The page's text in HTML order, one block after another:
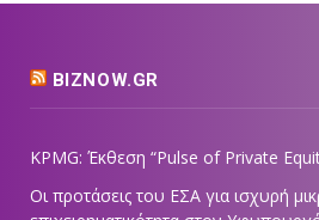
BIZNOW.GR
KPMG: Έκθεση “Pulse of Private
Οι προτάσεις του ΕΣΑ για ισχυρή